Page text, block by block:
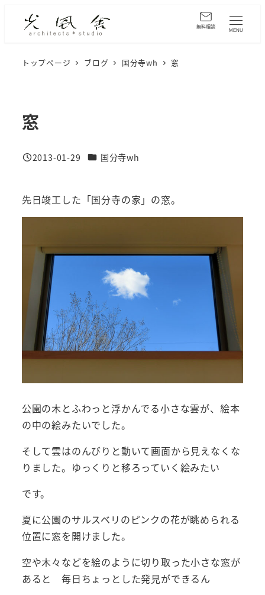
MENU
トップページ ブログ 国分寺wh 窓
窓
投稿日
2013-01-29 カテゴリー
国分寺wh
先日竣工した「国分寺の家」の窓。
公園の木とふわっと浮かんでる小さな雲が、絵本
の中の絵みたいでした。
そして雲はのんびりと動いて画面から見えなくな
りました。ゆっくりと移ろっていく絵みたい
です。
夏に公園のサルスベリのピンクの花が眺められる
位置に窓を開けました。
空や木々などを絵のように切り取った小さな窓が
あると 毎日ちょっとした発見ができるん
無料相談